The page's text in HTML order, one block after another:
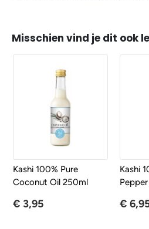
Misschien vind je dit ook
Kashi 100% Pure
Coconut Oil 250ml
€ 3,95
Kashi
€